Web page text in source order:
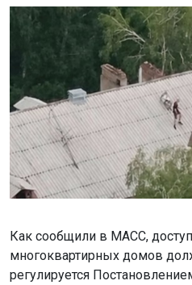
Жилищным кодексом.
правил несёт управляющая
Родителям напоминают о
детям опасность игр на
действия могут привести к
Жителей просят сообщать
если обнаружены открытые
Напомним: подростки на
домв Новосибирске и